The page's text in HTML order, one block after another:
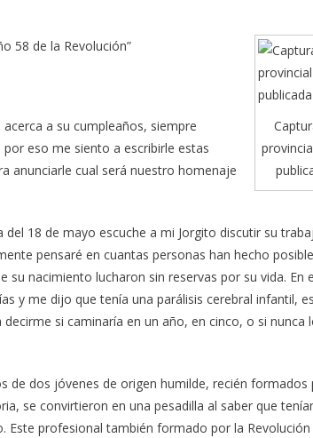
58 de la Revolución”
a su cumpleaños, siempre
eso me siento a escribirle estas
anunciarle cual será nuestro homenaje
del 18 de mayo escuche a mi Jorgito discutir su
pensaré en cuantas personas han hecho
su nacimiento lucharon sin reservas por su vida. En
y me dijo que tenía una parálisis cerebral infantil,
si caminaría en un año, en cinco, o si
de dos jóvenes de origen humilde, recién
se convirtieron en una pesadilla al saber que
Este profesional también formado por la